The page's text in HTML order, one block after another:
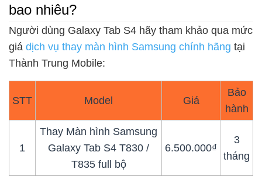
bao nhiêu?
Người dùng Galaxy Tab S4 hãy tham khảo qua mức
giá dịch vụ thay màn hình Samsung chính hãng tại
Thành Trung Mobile:
STT Model Giá
Bảo
hành
1
Thay Màn hình Samsung
Galaxy Tab S4 T830 /
T835 full bộ
6.500.000₫
3
tháng